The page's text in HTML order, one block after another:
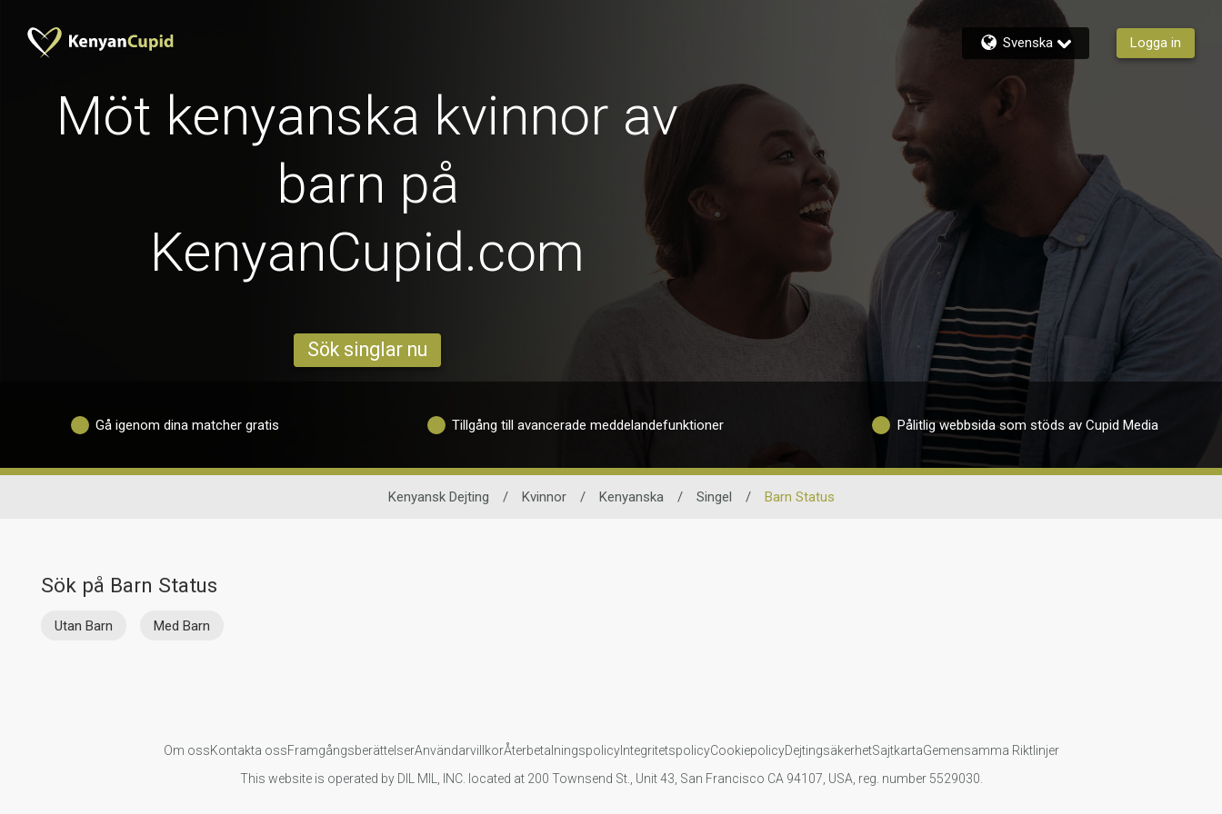
Svenska Logga in
Möt kenyanska kvinnor av
barn på
KenyanCupid.com
Sök singlar nu
Gå igenom dina matcher gratis Tillgång till avancerade meddelandefunktioner Pålitlig webbsida som stöds av Cupid Media
Kenyansk Dejting / Kvinnor / Kenyanska / Singel / Barn Status
Sök på Barn Status
Utan Barn Med Barn
Om ossKontakta ossFramgångsberättelserAnvändarvillkorÅterbetalningspolicyIntegritetspolicyCookiepolicyDejtingsäkerhetSajtkartaGemensamma Riktlinjer
This website is operated by DIL MIL, INC. located at 200 Townsend St., Unit 43, San Francisco CA 94107, USA, reg. number 5529030.